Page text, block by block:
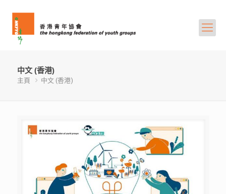
中文 (香港)
主頁 中文 (香港)